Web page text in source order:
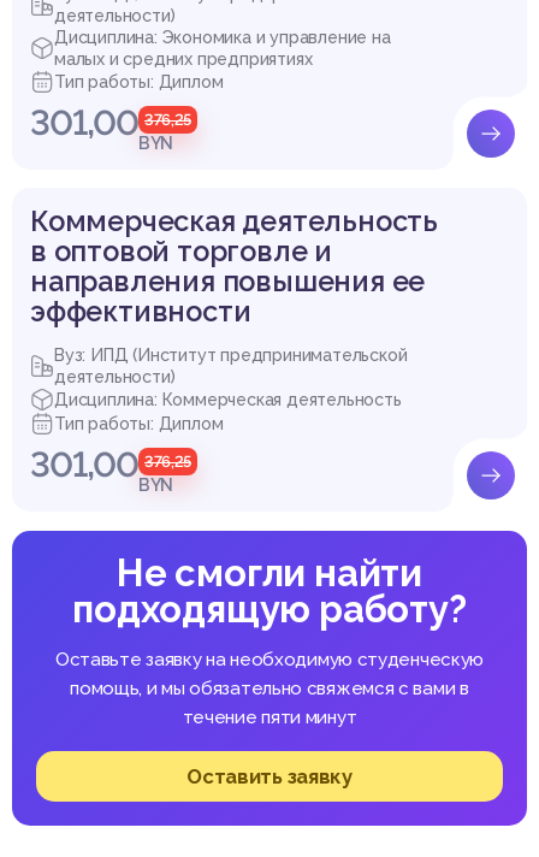
Выдержка из работы
деятельности)
Дисциплина: Экономика и управление на
малых и средних предприятиях
Тип работы: Диплом
301,00 376,25
BYN
Коммерческая деятельность
в оптовой торговле и
направления повышения ее
эффективности
Вуз: ИПД (Институт предпринимательской
деятельности)
Дисциплина: Коммерческая деятельность
Тип работы: Диплом
301,00 376,25
BYN
Не смогли найти
подходящую работу?
Оставьте заявку на необходимую студенческую
помощь, и мы обязательно свяжемся с вами в
течение пяти минут
Оставить заявку